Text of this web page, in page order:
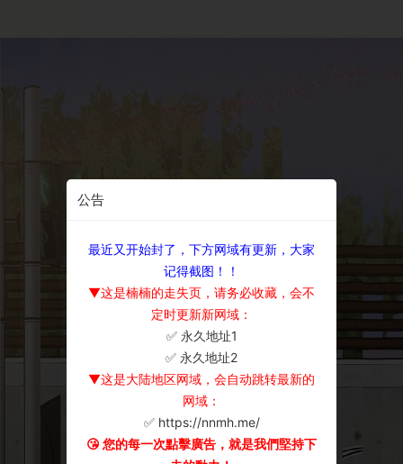
公告
最近又开始封了，下方网域有更新，大家
记得截图！！
▼这是楠楠的走失页，请务必收藏，会不
定时更新新网域：
✅ 永久地址1
✅ 永久地址2
▼这是大陆地区网域，会自动跳转最新的
网域：
✅ https://nnmh.me/
😘 您的每一次點擊廣告，就是我們堅持下